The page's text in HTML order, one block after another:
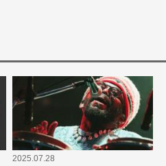
2025.07.28